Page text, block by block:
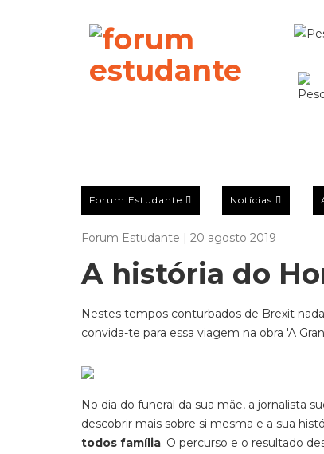
Forum Estudante Notícias
Forum Estudante | 20 agosto 2019
A história do
Nestes tempos conturbados de Brexit
convida-te para essa viagem na obra 'A
No dia do funeral da sua mãe, a jornalista
descobrir mais sobre si mesma e a sua
todos família. O percurso e o resultado